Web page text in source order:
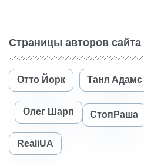
Страницы авторов сайта
Отто Йорк Таня Адамс
Олег Шарп СтопРаша
RealiUA